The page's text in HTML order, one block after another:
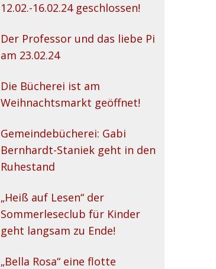
12.02.-16.02.24 geschlossen!
Der Professor und das liebe Pi
am 23.02.24
Die Bücherei ist am
Weihnachtsmarkt geöffnet!
Gemeindebücherei: Gabi
Bernhardt-Staniek geht in den
Ruhestand
„Heiß auf Lesen“ der
Sommerleseclub für Kinder
geht langsam zu Ende!
„Bella Rosa“ eine flotte